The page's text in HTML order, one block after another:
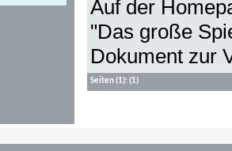
Auf der
"Das große
Dokument zur
Seiten(1): (1)